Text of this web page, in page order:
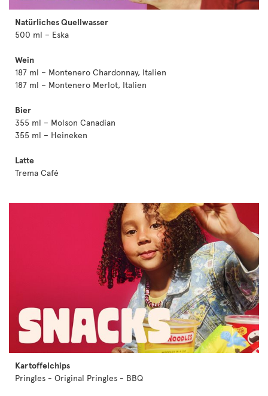
Natürliches Quellwasser
500 ml – Eska
Wein
187 ml – Montenero Chardonnay, Italien
187 ml – Montenero Merlot, Italien
Bier
355 ml – Molson Canadian
355 ml – Heineken
Latte
Trema Café
Kartoffelchips
Pringles - Original Pringles - BBQ